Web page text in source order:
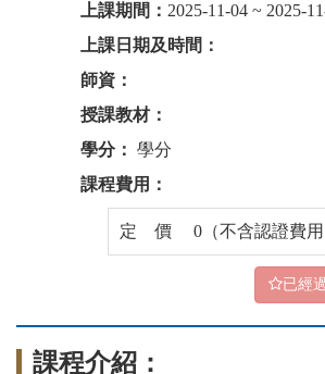
上課期間： 2025-11-04 ~ 2025-
上課日期及時間：
師資：
授課教材：
學分： 學分
課程費用：
定 價 0（不含認證費用
已經
課程介紹：